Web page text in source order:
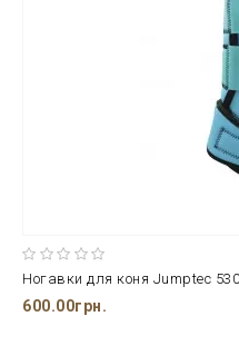
Ногавки для коня Jumptec
600.00грн.